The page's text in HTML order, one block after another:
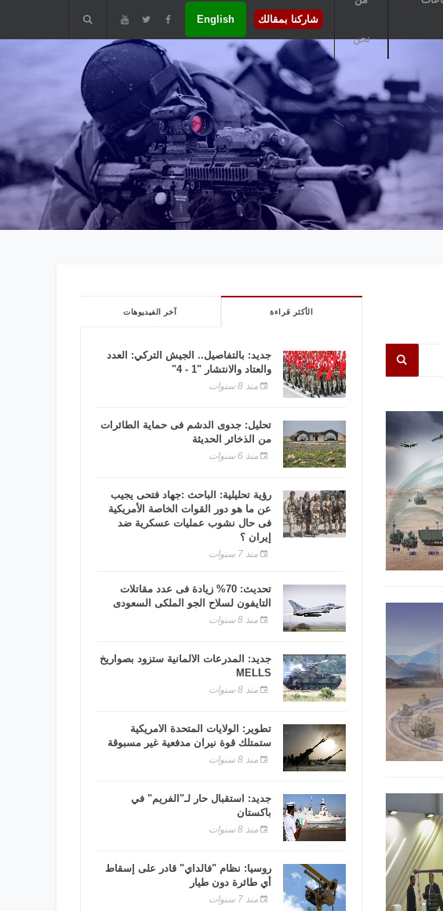
نحن
شاركنا بمقالك English
الأكثر قراءة آخر الفيديوهات
جديد: بالتفاصيل.. الجيش التركي: العدد
والعتاد والانتشار "1 - 4"
منذ 8 سنوات
تحليل: جدوى الدشم فى حماية الطائرات
من الذخائر الحديثة
منذ 6 سنوات
رؤية تحليلية: الباحث :جهاد فتحى يجيب
عن ما هو دور القوات الخاصة الأمريكية
فى حال نشوب عمليات عسكرية ضد
إيران ؟
منذ 7 سنوات
تحديث: 70% زيادة فى عدد مقاتلات
التايفون لسلاح الجو الملكى السعودى
منذ 8 سنوات
جديد: المدرعات الألمانية ستزود بصواريخ
MELLS
منذ 8 سنوات
تطوير: الولايات المتحدة الأمريكية
ستمتلك قوة نيران مدفعية غير مسبوقة
منذ 8 سنوات
جديد: استقبال حار لـ"الفريم" في
باكستان
منذ 8 سنوات
روسيا: نظام "فالداي" قادر على إسقاط
أي طائرة دون طيار
منذ 7 سنوات